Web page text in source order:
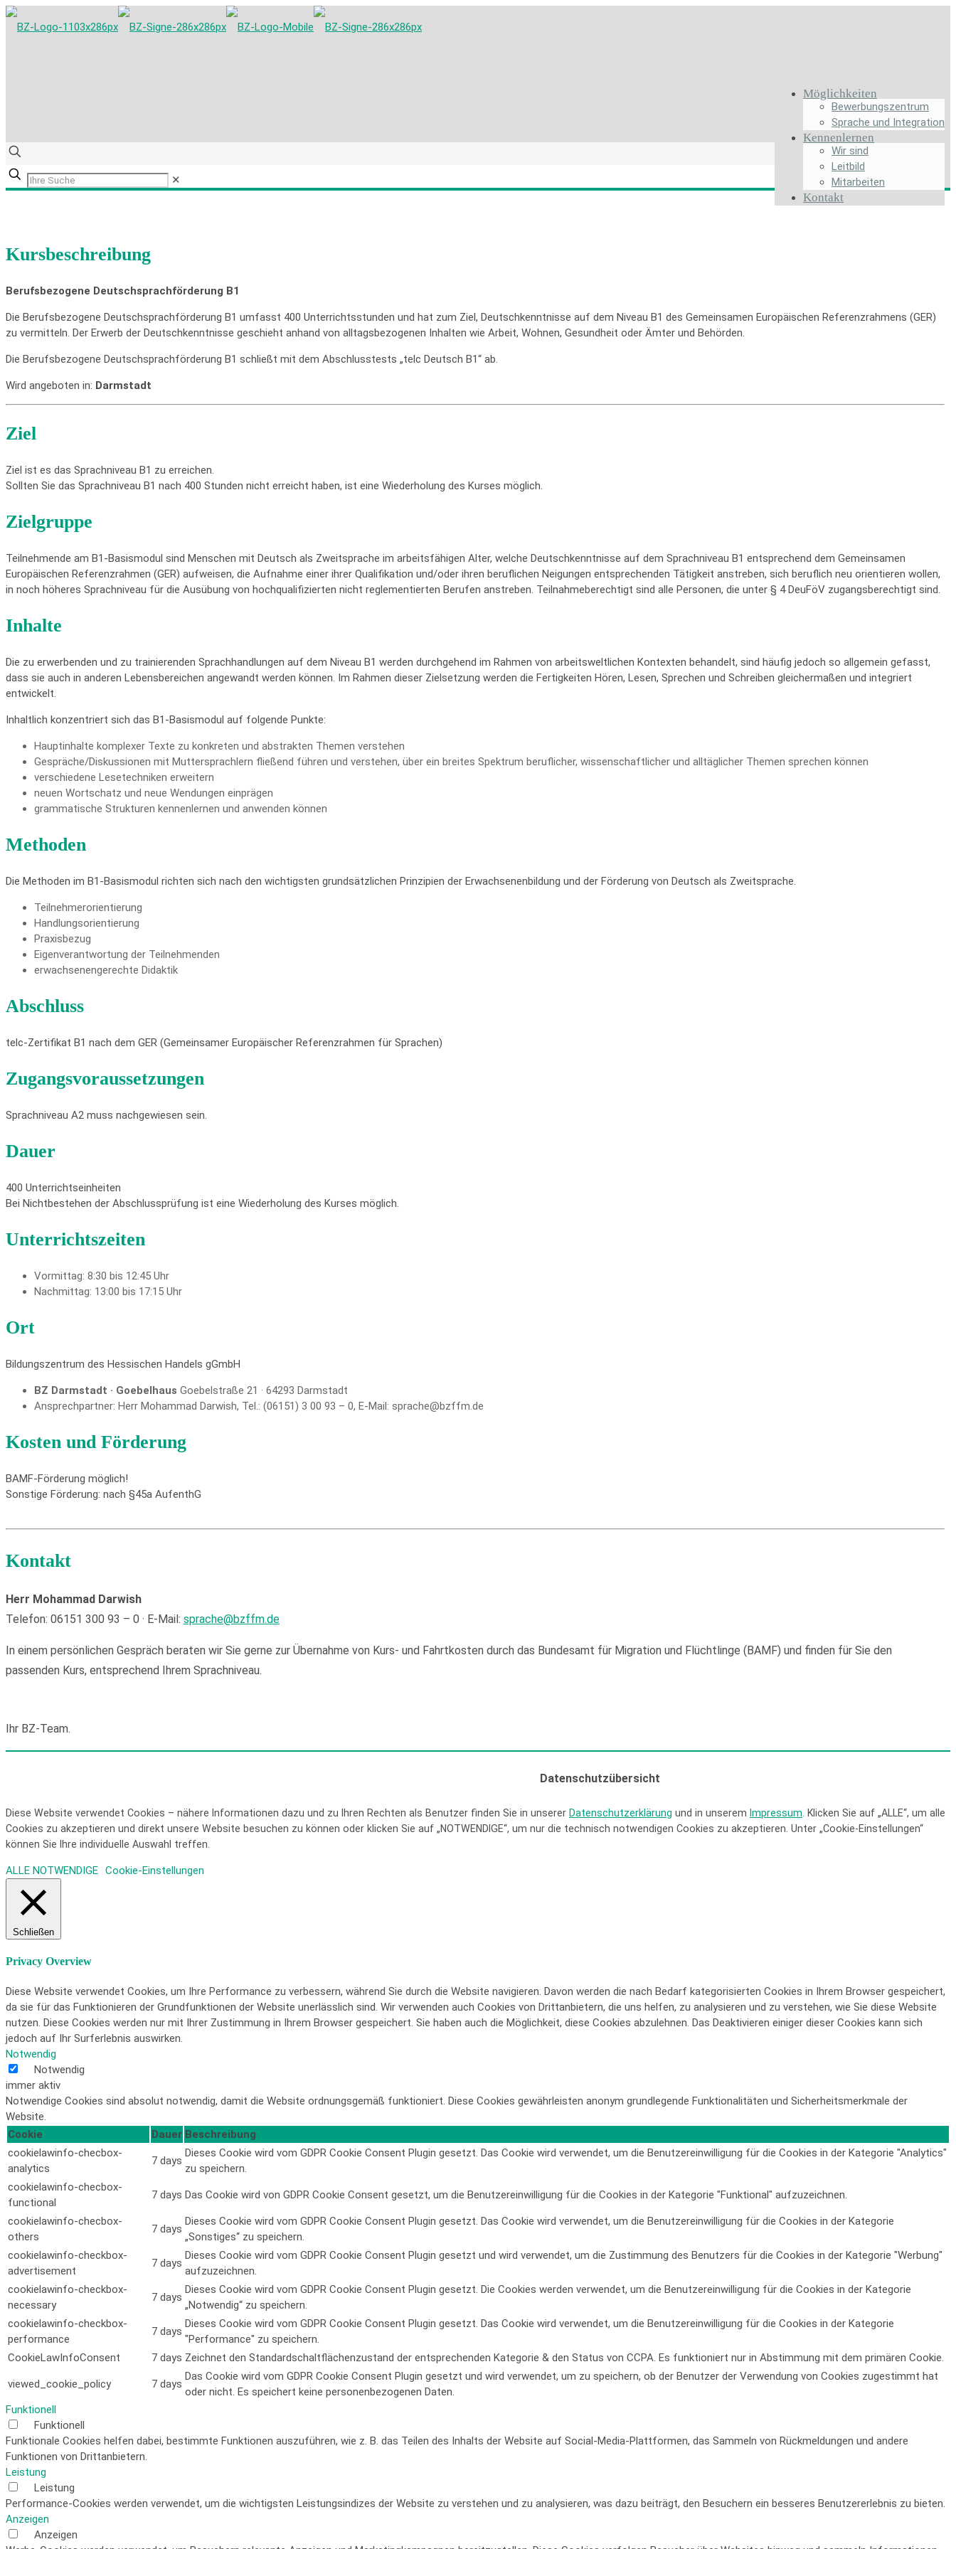
Möglichkeiten
Bewerbungszentrum
Sprache und Integration
Kennenlernen
Wir sind
Leitbild
Mitarbeiten
Kontakt
✕
Kursbeschreibung
Berufsbezogene Deutschsprachförderung B1
Die Berufsbezogene Deutschsprachförderung B1 umfasst 400 Unterrichtsstunden und hat zum Ziel, Deutschkenntnisse auf dem Niveau B1 des Gemeinsamen Europäischen Referenzrahmens (GER)
zu vermitteln. Der Erwerb der Deutschkenntnisse geschieht anhand von alltagsbezogenen Inhalten wie Arbeit, Wohnen, Gesundheit oder Ämter und Behörden.
Die Berufsbezogene Deutschsprachförderung B1 schließt mit dem Abschlusstests „telc Deutsch B1“ ab.
Wird angeboten in: Darmstadt
Ziel
Ziel ist es das Sprachniveau B1 zu erreichen.
Sollten Sie das Sprachniveau B1 nach 400 Stunden nicht erreicht haben, ist eine Wiederholung des Kurses möglich.
Zielgruppe
Teilnehmende am B1-Basismodul sind Menschen mit Deutsch als Zweitsprache im arbeitsfähigen Alter, welche Deutschkenntnisse auf dem Sprachniveau B1 entsprechend dem Gemeinsamen
Europäischen Referenzrahmen (GER) aufweisen, die Aufnahme einer ihrer Qualifikation und/oder ihren beruflichen Neigungen entsprechenden Tätigkeit anstreben, sich beruflich neu orientieren wollen,
in noch höheres Sprachniveau für die Ausübung von hochqualifizierten nicht reglementierten Berufen anstreben. Teilnahmeberechtigt sind alle Personen, die unter § 4 DeuFöV zugangsberechtigt sind.
Inhalte
Die zu erwerbenden und zu trainierenden Sprachhandlungen auf dem Niveau B1 werden durchgehend im Rahmen von arbeitsweltlichen Kontexten behandelt, sind häufig jedoch so allgemein gefasst,
dass sie auch in anderen Lebensbereichen angewandt werden können. Im Rahmen dieser Zielsetzung werden die Fertigkeiten Hören, Lesen, Sprechen und Schreiben gleichermaßen und integriert
entwickelt.
Inhaltlich konzentriert sich das B1-Basismodul auf folgende Punkte:
Hauptinhalte komplexer Texte zu konkreten und abstrakten Themen verstehen
Gespräche/Diskussionen mit Muttersprachlern fließend führen und verstehen, über ein breites Spektrum beruflicher, wissenschaftlicher und alltäglicher Themen sprechen können
verschiedene Lesetechniken erweitern
neuen Wortschatz und neue Wendungen einprägen
grammatische Strukturen kennenlernen und anwenden können
Methoden
Die Methoden im B1-Basismodul richten sich nach den wichtigsten grundsätzlichen Prinzipien der Erwachsenenbildung und der Förderung von Deutsch als Zweitsprache.
Teilnehmerorientierung
Handlungsorientierung
Praxisbezug
Eigenverantwortung der Teilnehmenden
erwachsenengerechte Didaktik
Abschluss
telc-Zertifikat B1 nach dem GER (Gemeinsamer Europäischer Referenzrahmen für Sprachen)
Zugangsvoraussetzungen
Sprachniveau A2 muss nachgewiesen sein.
Dauer
400 Unterrichtseinheiten
Bei Nichtbestehen der Abschlussprüfung ist eine Wiederholung des Kurses möglich.
Unterrichtszeiten
Vormittag: 8:30 bis 12:45 Uhr
Nachmittag: 13:00 bis 17:15 Uhr
Ort
Bildungszentrum des Hessischen Handels gGmbH
BZ Darmstadt · Goebelhaus Goebelstraße 21 · 64293 Darmstadt
Ansprechpartner: Herr Mohammad Darwish, Tel.: (06151) 3 00 93 – 0, E-Mail: sprache@bzffm.de
Kosten und Förderung
BAMF-Förderung möglich!
Sonstige Förderung: nach §45a AufenthG
Kontakt
Herr Mohammad Darwish
Telefon: 06151 300 93 – 0 · E-Mail: sprache@bzffm.de
In einem persönlichen Gespräch beraten wir Sie gerne zur Übernahme von Kurs- und Fahrtkosten durch das Bundesamt für Migration und Flüchtlinge (BAMF) und finden für Sie den
passenden Kurs, entsprechend Ihrem Sprachniveau.
Ihr BZ-Team.
Datenschutzübersicht
Diese Website verwendet Cookies – nähere Informationen dazu und zu Ihren Rechten als Benutzer finden Sie in unserer Datenschutzerklärung und in unserem Impressum. Klicken Sie auf „ALLE“, um alle
Cookies zu akzeptieren und direkt unsere Website besuchen zu können oder klicken Sie auf „NOTWENDIGE“, um nur die technisch notwendigen Cookies zu akzeptieren. Unter „Cookie-Einstellungen“
können Sie Ihre individuelle Auswahl treffen.
ALLE NOTWENDIGE Cookie-Einstellungen
Schließen
Privacy Overview
Diese Website verwendet Cookies, um Ihre Performance zu verbessern, während Sie durch die Website navigieren. Davon werden die nach Bedarf kategorisierten Cookies in Ihrem Browser gespeichert,
da sie für das Funktionieren der Grundfunktionen der Website unerlässlich sind. Wir verwenden auch Cookies von Drittanbietern, die uns helfen, zu analysieren und zu verstehen, wie Sie diese Website
nutzen. Diese Cookies werden nur mit Ihrer Zustimmung in Ihrem Browser gespeichert. Sie haben auch die Möglichkeit, diese Cookies abzulehnen. Das Deaktivieren einiger dieser Cookies kann sich
jedoch auf Ihr Surferlebnis auswirken.
Notwendig
Notwendig
immer aktiv
Notwendige Cookies sind absolut notwendig, damit die Website ordnungsgemäß funktioniert. Diese Cookies gewährleisten anonym grundlegende Funktionalitäten und Sicherheitsmerkmale der
Website.
Cookie
Dauer Beschreibung
cookielawinfo-checbox-
analytics
7 days
Dieses Cookie wird vom GDPR Cookie Consent Plugin gesetzt. Das Cookie wird verwendet, um die Benutzereinwilligung für die Cookies in der Kategorie "Analytics"
zu speichern.
cookielawinfo-checbox-
functional
7 days Das Cookie wird von GDPR Cookie Consent gesetzt, um die Benutzereinwilligung für die Cookies in der Kategorie "Funktional" aufzuzeichnen.
cookielawinfo-checbox-
others
7 days
Dieses Cookie wird vom GDPR Cookie Consent Plugin gesetzt. Das Cookie wird verwendet, um die Benutzereinwilligung für die Cookies in der Kategorie
„Sonstiges“ zu speichern.
cookielawinfo-checkbox-
advertisement
7 days
Dieses Cookie wird vom GDPR Cookie Consent Plugin gesetzt und wird verwendet, um die Zustimmung des Benutzers für die Cookies in der Kategorie "Werbung"
aufzuzeichnen.
cookielawinfo-checkbox-
necessary
7 days
Dieses Cookie wird vom GDPR Cookie Consent Plugin gesetzt. Die Cookies werden verwendet, um die Benutzereinwilligung für die Cookies in der Kategorie
„Notwendig“ zu speichern.
cookielawinfo-checkbox-
performance
7 days
Dieses Cookie wird vom GDPR Cookie Consent Plugin gesetzt. Das Cookie wird verwendet, um die Benutzereinwilligung für die Cookies in der Kategorie
"Performance" zu speichern.
CookieLawInfoConsent
7 days Zeichnet den Standardschaltflächenzustand der entsprechenden Kategorie & den Status von CCPA. Es funktioniert nur in Abstimmung mit dem primären Cookie.
viewed_cookie_policy 7 days
Das Cookie wird vom GDPR Cookie Consent Plugin gesetzt und wird verwendet, um zu speichern, ob der Benutzer der Verwendung von Cookies zugestimmt hat
oder nicht. Es speichert keine personenbezogenen Daten.
Funktionell
Funktionell
Funktionale Cookies helfen dabei, bestimmte Funktionen auszuführen, wie z. B. das Teilen des Inhalts der Website auf Social-Media-Plattformen, das Sammeln von Rückmeldungen und andere
Funktionen von Drittanbietern.
Leistung
Leistung
Performance-Cookies werden verwendet, um die wichtigsten Leistungsindizes der Website zu verstehen und zu analysieren, was dazu beiträgt, den Besuchern ein besseres Benutzererlebnis zu bieten.
Anzeigen
Anzeigen